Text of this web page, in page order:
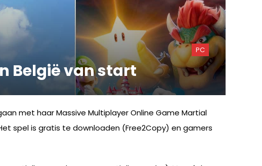
PC
België van start
met haar Massive Multiplayer Online Game Martial
spel is gratis te downloaden (Free2Copy) en gamers